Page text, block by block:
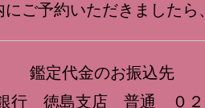
にご予約いただきましたら
鑑定代金のお振込先
銀行 徳島支店 普通 ０２